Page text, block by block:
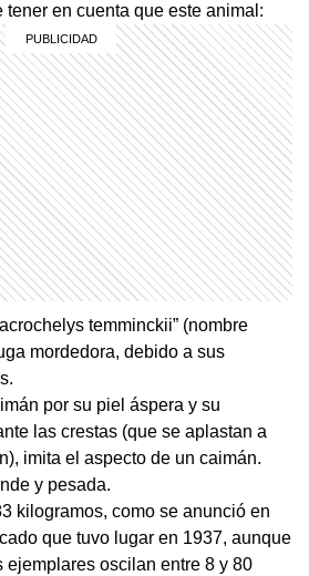
tener en cuenta que este animal:
temminckii” (nombre
mordedora, debido a sus
por su piel áspera y su
las crestas (que se aplastan a
imita el aspecto de un caimán.
y pesada.
kilogramos, como se anunció en
que tuvo lugar en 1937, aunque
ejemplares oscilan entre 8 y 80